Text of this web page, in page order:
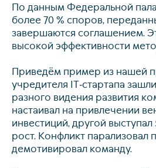
По данным Федеральной
более 70 % споров,
завершаются соглашением.
высокой эффективности
Приведём пример из нашей
учредителя IT‑стартапа
разного видения развития
настаивал на привлечении
инвестиций, другой
рост. Конфликт парализовал
демотивировал команду.